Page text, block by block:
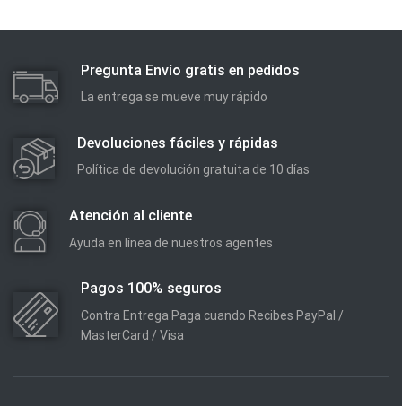
Pregunta Envío gratis en pedidos
La entrega se mueve muy rápido
Devoluciones fáciles y rápidas
Política de devolución gratuita de 10 días
Atención al cliente
Ayuda en línea de nuestros agentes
Pagos 100% seguros
Contra Entrega Paga cuando Recibes PayPal /
MasterCard / Visa